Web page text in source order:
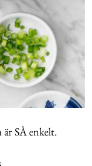
är SÅ enkelt.